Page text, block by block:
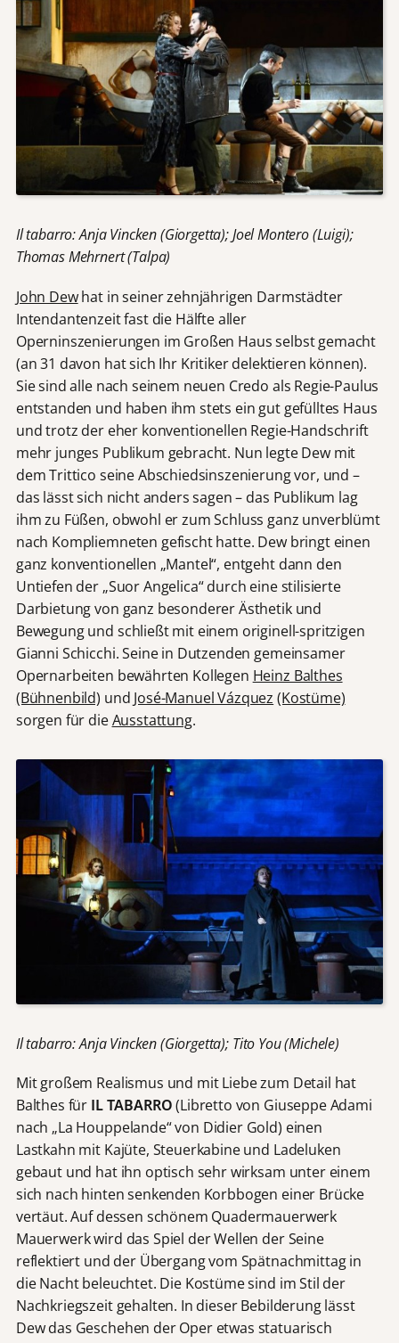
Il tabarro: Anja Vincken (Giorgetta); Joel Montero (Luigi);
Thomas Mehrnert (Talpa)
John Dewhat in seiner zehnjährigen Darmstädter
Intendantenzeit fast die Hälfte aller
Operninszenierungen im Großen Haus selbst gemacht
(an 31 davon hat sich Ihr Kritiker delektieren können).
Sie sind alle nach seinem neuen Credo als Regie-Paulus
entstanden und haben ihm stets ein gut gefülltes Haus
und trotz der eher konventionellen Regie-Handschrift
mehr junges Publikum gebracht. Nun legte Dew mit
dem Trittico seine Abschiedsinszenierung vor, und –
das lässt sich nicht anders sagen – das Publikum lag
ihm zu Füßen, obwohl er zum Schluss ganz unverblümt
nach Kompliemneten gefischt hatte. Dew bringt einen
ganz konventionellen „Mantel“, entgeht dann den
Untiefen der „Suor Angelica“ durch eine stilisierte
Darbietung von ganz besonderer Ästhetik und
Bewegung und schließt mit einem originell-spritzigen
Gianni Schicchi. Seine in Dutzenden gemeinsamer
Opernarbeiten bewährten Kollegen Heinz Balthes
(Bühnenbild) und José-Manuel Vázquez (Kostüme)
sorgen für dieAusstattung.
Il tabarro: Anja Vincken (Giorgetta); Tito You (Michele)
Mit großem Realismus und mit Liebe zum Detail hat
Balthes für IL TABARRO(Libretto von Giuseppe Adami
nach „La Houppelande“ von Didier Gold) einen
Lastkahn mit Kajüte, Steuerkabine und Ladeluken
gebaut und hat ihn optisch sehr wirksam unter einem
sich nach hinten senkenden Korbbogen einer Brücke
vertäut. Auf dessen schönem Quadermauerwerk
Mauerwerk wird das Spiel der Wellen der Seine
reflektiert und der Übergang vom Spätnachmittag in
die Nacht beleuchtet. Die Kostüme sind im Stil der
Nachkriegszeit gehalten. In dieser Bebilderung lässt
Dew das Geschehen der Oper etwas statuarisch